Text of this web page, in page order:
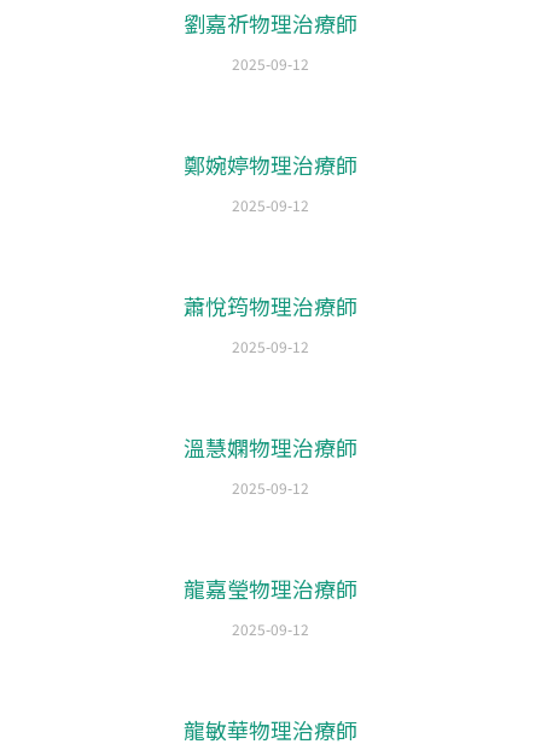
劉嘉祈物理治療師
2025-09-12
鄭婉婷物理治療師
2025-09-12
蕭悅筠物理治療師
2025-09-12
溫慧嫻物理治療師
2025-09-12
龍嘉瑩物理治療師
2025-09-12
龍敏華物理治療師